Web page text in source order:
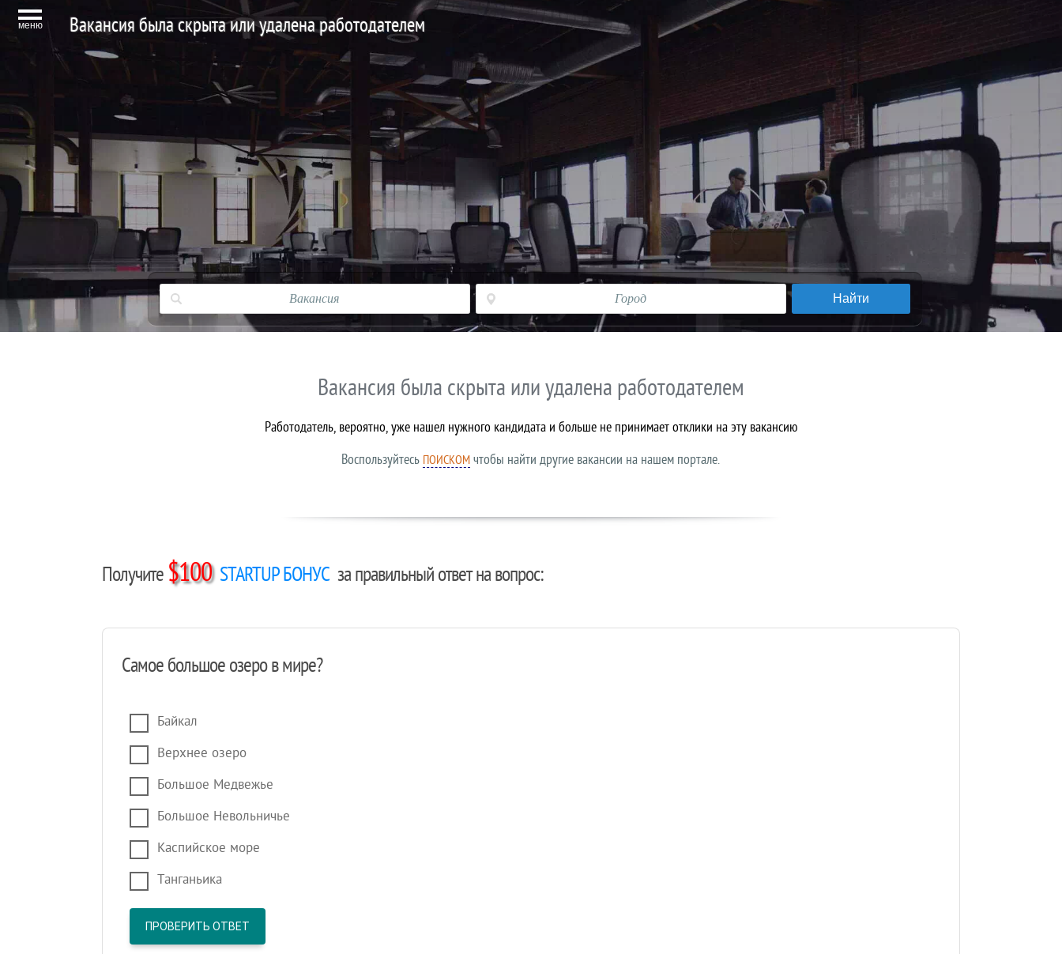
меню Вакансия была скрыта или удалена работодателем
Вакансия была скрыта или удалена работодателем
Работодатель, вероятно, уже нашел нужного кандидата и больше не принимает отклики на эту вакансию
Воспользуйтесь ПОИСКОМ чтобы найти другие вакансии на нашем портале.
Получите $100 STARTUP БОНУС за правильный ответ на вопрос:
Самое большое озеро в мире?
Байкал
Верхнее озеро
Большое Медвежье
Большое Невольничье
Каспийское море
Танганьика
ПРОВЕРИТЬ ОТВЕТ